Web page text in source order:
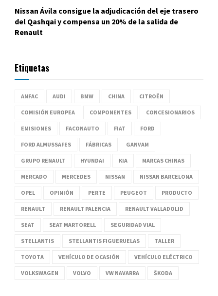
Nissan Ávila consigue la adjudicación del eje trasero
del Qashqai y compensa un 20% de la salida de
Renault
Etiquetas
ANFAC AUDI BMW CHINA CITROËN
COMISIÓN EUROPEA COMPONENTES CONCESIONARIOS
EMISIONES FACONAUTO FIAT FORD
FORD ALMUSSAFES FÁBRICAS GANVAM
GRUPO RENAULT HYUNDAI KIA MARCAS CHINAS
MERCADO MERCEDES NISSAN NISSAN BARCELONA
OPEL OPINIÓN PERTE PEUGEOT PRODUCTO
RENAULT RENAULT PALENCIA RENAULT VALLADOLID
SEAT SEAT MARTORELL SEGURIDAD VIAL
STELLANTIS STELLANTIS FIGUERUELAS TALLER
TOYOTA VEHÍCULO DE OCASIÓN VEHÍCULO ELÉCTRICO
VOLKSWAGEN VOLVO VW NAVARRA ŠKODA